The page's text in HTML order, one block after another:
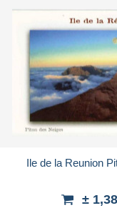
Ile de la Reunion
±